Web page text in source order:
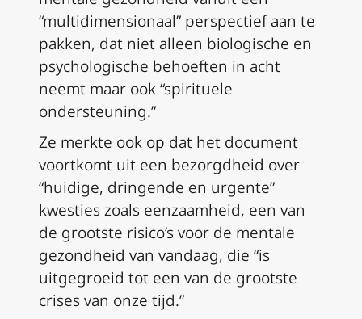
“multidimensionaal” perspectief aan te
pakken, dat niet alleen biologische en
psychologische behoeften in acht
neemt maar ook “spirituele
ondersteuning.”
Ze merkte ook op dat het document
voortkomt uit een bezorgdheid over
“huidige, dringende en urgente”
kwesties zoals eenzaamheid, een van
de grootste risico’s voor de mentale
gezondheid van vandaag, die “is
uitgegroeid tot een van de grootste
crises van onze tijd.”